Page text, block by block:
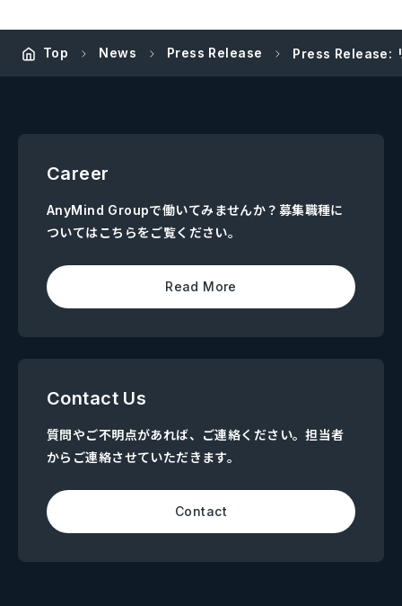
Top News Press Release Press Release:
Career
AnyMind Groupで働いてみませんか？募集職種に
ついてはこちらをご覧ください。
Read More
Contact Us
質問やご不明点があれば、ご連絡ください。担当者
からご連絡させていただきます。
Contact